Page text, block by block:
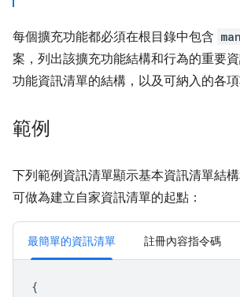
每個擴充功能都必須在根目錄中包含
案，列出該擴充功能結構和行為的重要
功能資訊清單的結構，以及可納入的各項
範例
下列範例資訊清單顯示基本資訊清單結
可做為建立自家資訊清單的起點：
最簡單的資訊清單 註冊內容指令碼
{